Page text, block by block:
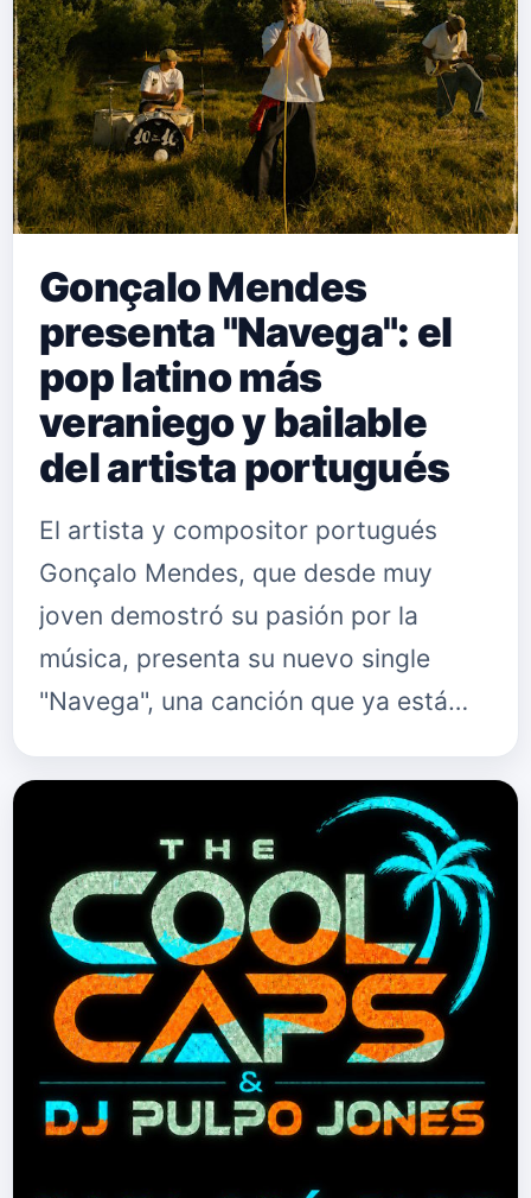
dos" funciona como una
conversación suspendida en el
tiempo entre Carmen y sus dos
abuelos.…
Gonçalo Mendes
presenta "Navega": el
pop latino más
veraniego y bailable
del artista portugués
El artista y compositor portugués
Gonçalo Mendes, que desde muy
joven demostró su pasión por la
música, presenta su nuevo single
"Navega", una canción que ya está
digitales. El tema, que combina un